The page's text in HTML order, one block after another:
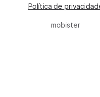
Política de
mobister